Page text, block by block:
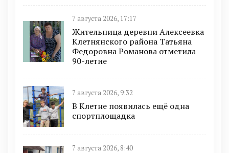
7 августа 2026, 17:17
Жительница деревни Алексеевка
Клетнянского района Татьяна
Федоровна Романова отметила
90-летие
7 августа 2026, 9:32
В Клетне появилась ещё одна
спортплощадка
7 августа 2026, 8:40